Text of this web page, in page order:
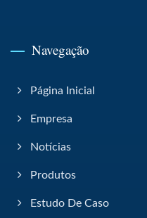
Navegação
Página Inicial
Empresa
Notícias
Produtos
Estudo De Caso